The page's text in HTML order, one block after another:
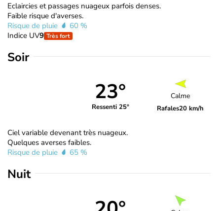
Eclaircies et passages nuageux parfois denses.
Faible risque d'averses.
Risque de pluie
60 %
Indice UV9 Très fort
Soir
23°
Ressenti 25°
Calme
Rafales20 km/h
Ciel variable devenant très nuageux.
Quelques averses faibles.
Risque de pluie
65 %
Nuit